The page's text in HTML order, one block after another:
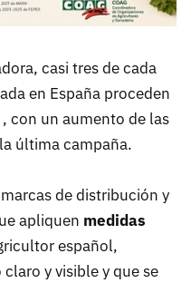
casi tres de cada
en España proceden
con un aumento de las
última campaña.
de distribución y
apliquen medidas
español,
y visible y que se